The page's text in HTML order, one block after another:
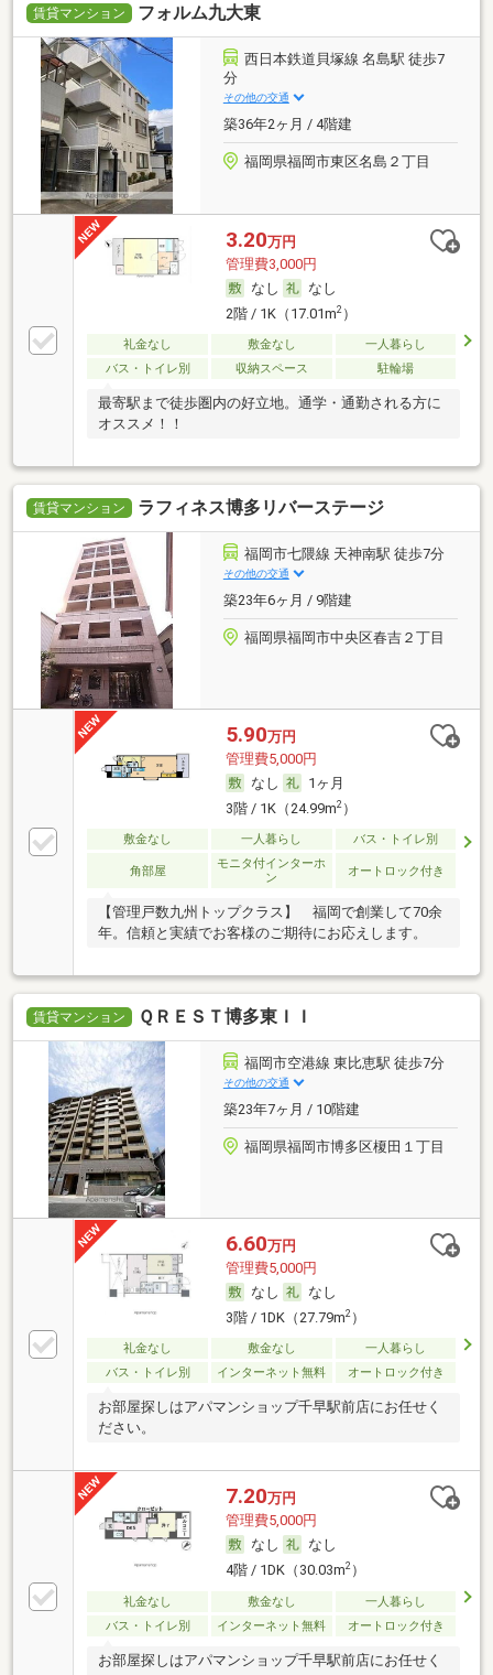
賃貸マンション フォルム九大東
西日本鉄道貝塚線 名島駅 徒歩7
分
その他の交通
築36年2ヶ月 / 4階建
福岡県福岡市東区名島２丁目
3.20万円
管理費3,000円
なし
なし
2階 / 1K（17.01m2）
礼金なし 敷金なし
一人暮らし
バス・トイレ別
収納スペース 駐輪場
最寄駅まで徒歩圏内の好立地。通学・通勤される方に
オススメ！！
賃貸マンション ラフィネス博多リバーステージ
福岡市七隈線 天神南駅 徒歩7分
その他の交通
築23年6ヶ月 / 9階建
福岡県福岡市中央区春吉２丁目
5.90万円
管理費5,000円
なし
1ヶ月
3階 / 1K（24.99m2）
敷金なし 一人暮らし バス・トイレ別
角部屋
モニタ付インターホ
ン
オートロック付き
【管理戸数九州トップクラス】 福岡で創業して70余
年。信頼と実績でお客様のご期待にお応えします。
賃貸マンション ＱＲＥＳＴ博多東ＩＩ
福岡市空港線 東比恵駅 徒歩7分
その他の交通
築23年7ヶ月 / 10階建
福岡県福岡市博多区榎田１丁目
6.60万円
管理費5,000円
なし
なし
3階 / 1DK（27.79m2）
礼金なし 敷金なし
一人暮らし
バス・トイレ別
インターネット無料 オートロック付き
お部屋探しはアパマンショップ千早駅前店にお任せく
ださい。
7.20万円
管理費5,000円
なし
なし
4階 / 1DK（30.03m2）
礼金なし 敷金なし
一人暮らし
バス・トイレ別
インターネット無料 オートロック付き
お部屋探しはアパマンショップ千早駅前店にお任せく